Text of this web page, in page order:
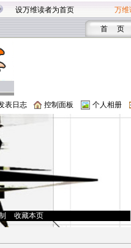
设万维读者为首页 万维
首 页
表日志 控制面板 个人相册
收藏本页